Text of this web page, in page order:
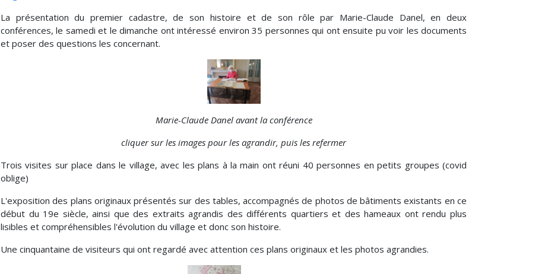
La présentation du premier cadastre, de son histoire et de son rôle par Marie-Claude Danel, en deux
conférences, le samedi et le dimanche ont intéressé environ 35 personnes qui ont ensuite pu voir les documents
et poser des questions les concernant.
Marie-Claude Danel avant la conférence
cliquer sur les images pour les agrandir, puis les refermer
Trois visites sur place dans le village, avec les plans à la main ont réuni 40 personnes en petits groupes (covid
oblige)
L'exposition des plans originaux présentés sur des tables, accompagnés de photos de bâtiments existants en ce
début du 19e siècle, ainsi que des extraits agrandis des différents quartiers et des hameaux ont rendu plus
lisibles et compréhensibles l'évolution du village et donc son histoire.
Une cinquantaine de visiteurs qui ont regardé avec attention ces plans originaux et les photos agrandies.